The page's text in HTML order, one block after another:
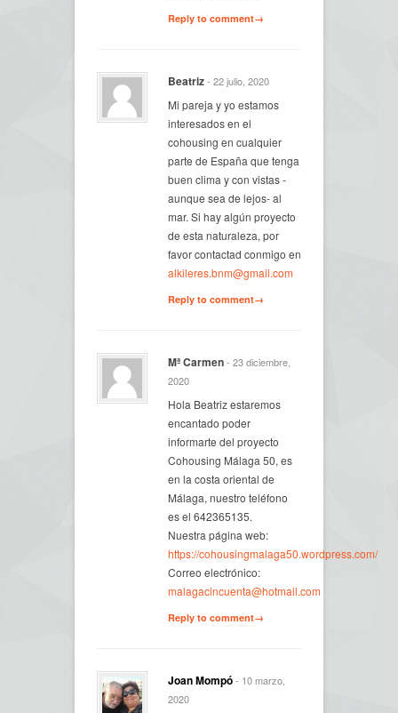
Reply to comment→
Beatriz- 22 julio, 2020
Mi pareja y yo estamos
interesados en el
cohousing en cualquier
parte de España que tenga
buen clima y con vistas -
aunque sea de lejos- al
mar. Si hay algún proyecto
de esta naturaleza, por
favor contactad conmigo en
alkileres.bnm@gmail.com
Reply to comment→
Mª Carmen- 23 diciembre,
2020
Hola Beatriz estaremos
encantado poder
informarte del proyecto
Cohousing Málaga 50, es
en la costa oriental de
Málaga, nuestro teléfono
es el 642365135.
Nuestra página web:
https://cohousingmalaga50.wordpress.com/
Correo electrónico:
malagacincuenta@hotmail.com
Reply to comment→
Joan Mompó- 10 marzo,
2020